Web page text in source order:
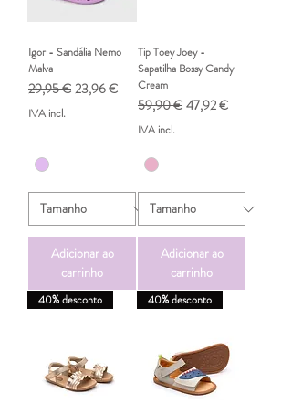
Igor - Sandália Nemo
Malva
Preço normal
29,95 € Preço promocional
23,96 €
IVA incl.
Adicionar ao
carrinho
Tip Toey Joey -
Sapatilha Bossy Candy
Cream
Preço normal
59,90 € Preço promocional
47,92 €
IVA incl.
Adicionar ao
carrinho
40% desconto 40% desconto